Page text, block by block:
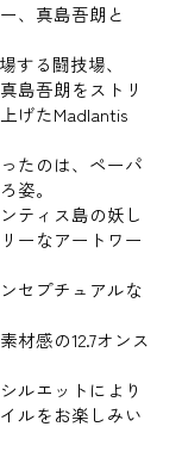
、真島吾朗と
する闘技場、
島吾朗をストリ
げたMadlantis
たのは、ペーパ
姿。
ティス島の妖し
ーなアートワー
セプチュアルな
材感の12.7オンス
ルエットにより
ルをお楽しみい